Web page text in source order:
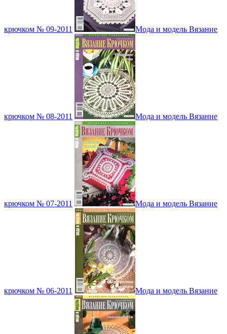
крючком № 09-2011 Мода и модель Вязание
крючком № 08-2011 Мода и модель Вязание
крючком № 07-2011 Мода и модель Вязание
крючком № 06-2011 Мода и модель Вязание